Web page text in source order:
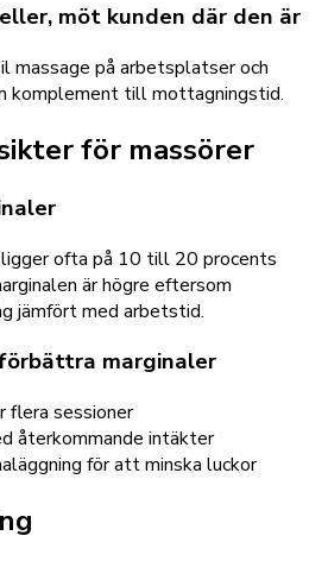
möt kunden där den är
massage på arbetsplatser och
komplement till mottagningstid.
för massörer
ofta på 10 till 20 procents
är högre eftersom
jämfört med arbetstid.
marginaler
flera sessioner
återkommande intäkter
för att minska luckor